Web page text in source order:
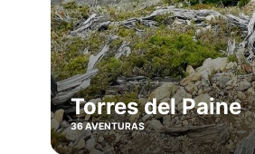
Torres del Paine
36 AVENTURAS